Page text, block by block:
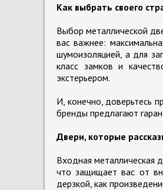
Как выбрать своего
Выбор металлической
вас важнее:
шумоизоляцией, а для
класс замков и
экстерьером.
И, конечно, доверьтесь
бренды предлагают
Двери, которые
Входная металлическая
что защищает вас от
дерзкой, как